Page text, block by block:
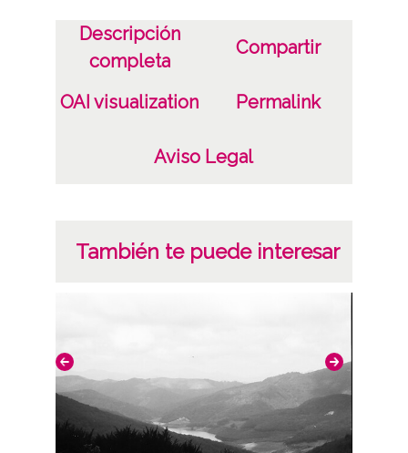
Descripción
completa
Compartir
OAI visualization Permalink
Aviso Legal
También te puede interesar